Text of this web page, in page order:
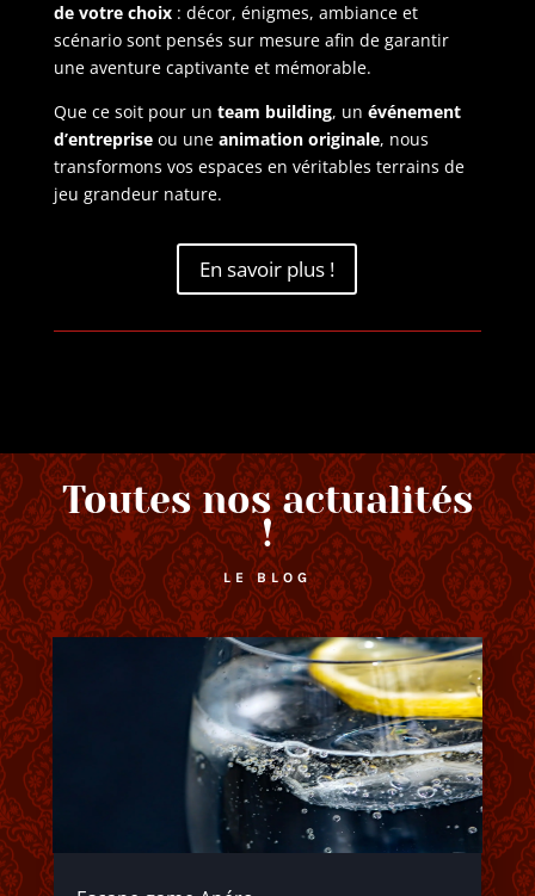
de votre choix: décor, énigmes, ambiance et
scénario sont pensés sur mesure afin de garantir
une aventure captivante et mémorable.
Que ce soit pour un team building, un événement
d’entrepriseou une animation originale, nous
transformons vos espaces en véritables terrains de
jeu grandeur nature.
En savoir plus !
Toutes nos actualités
!
LE BLOG